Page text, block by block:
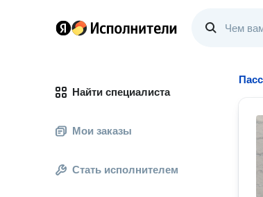
Найти специалиста
Мои заказы
Стать исполнителем